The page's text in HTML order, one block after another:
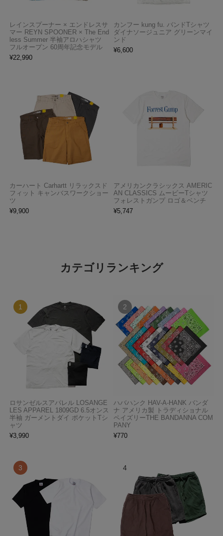
レインスプーナー × エンドレスサ
マー REYN SPOONER × The End
less Summer 半袖アロハシャツ
フルオープン 60周年記念モデル
¥22,990
カンフー kung fu. バンドTシャツ
ダイナソージュニア グリーンマイ
ンド
¥6,600
カーハート Carhartt リラックスド
フィット キャンバスワークショー
ツ
¥9,900
アメリカンクラシックス AMERIC
AN CLASSICS ムービーTシャツ
フォレストガンプ ロゴ＆ベンチ
¥5,747
カテゴリランキング
ロサンゼルスアパレル LOSANGE
LES APPAREL 1809GD 6.5オンス
半袖 ガーメントダイ ポケットTシ
ャツ
¥3,990
ハバハンク HAV-A-HANK バンダ
ナ アメリカ製 トラディショナル
ペイズリーTHE BANDANNA COM
PANY
¥770